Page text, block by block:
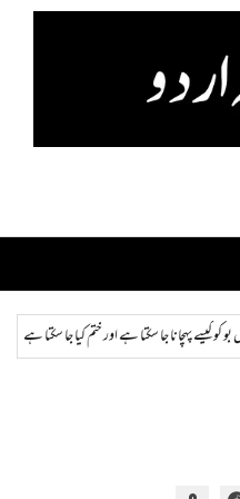
ہمراز: پاکستان حکومت کی ذہنی صحت